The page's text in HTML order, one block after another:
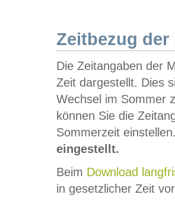
Zeitbezug der
Die Zeitangaben der
Zeit dargestellt. Dies
Wechsel im Sommer
können Sie die
Sommerzeit
eingestellt.
Beim Download
in gesetzlicher Zeit